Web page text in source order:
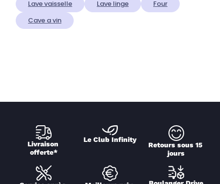
Lave vaisselle Lave linge
Four
Cave a vin
Livraison
offerte*
Le Club Infinity
Retours sous 15
jours